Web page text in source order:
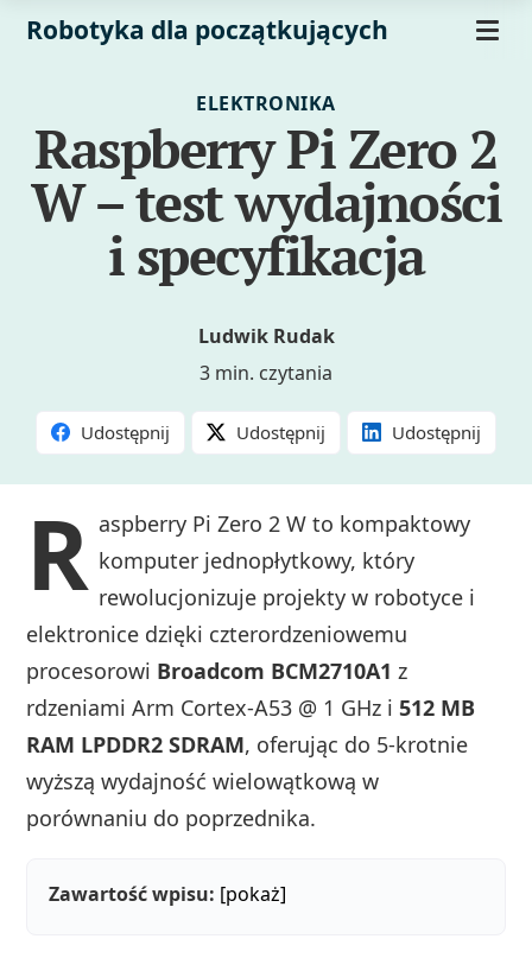
Robotyka dla początkujących
ELEKTRONIKA
Raspberry Pi Zero 2
W – test wydajności
i specyfikacja
Ludwik Rudak
3 min. czytania
Udostępnij Udostępnij Udostępnij
R aspberry Pi Zero 2 W to kompaktowy
komputer jednopłytkowy, który
rewolucjonizuje projekty w robotyce i
elektronice dzięki czterordzeniowemu
procesorowi Broadcom BCM2710A1 z
rdzeniami Arm Cortex-A53 @ 1 GHz i512 MB
RAM LPDDR2 SDRAM, oferując do 5-krotnie
wyższą wydajność wielowątkową w
porównaniu do poprzednika.
Zawartość wpisu: [pokaż]